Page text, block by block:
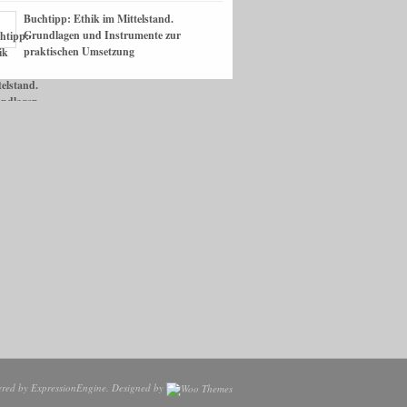
Buchtipp: Ethik im Mittelstand.
Grundlagen und Instrumente zur
praktischen Umsetzung
by ExpressionEngine. Designed by